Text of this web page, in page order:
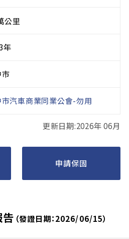
公里
年
市汽車商業同業公會-勿用
更新日期:2026年 06月
申請保固
（發證日期：2026/06/15）